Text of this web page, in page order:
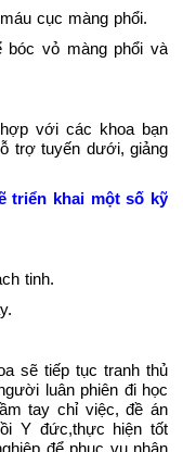
cục màng phổi.
vỏ màng phổi và
với các khoa bạn
trợ tuyến dưới, giảng
triển khai một số kỹ
tinh.
sẽ tiếp tục tranh thủ
luân phiên đi học
tay chỉ việc, đề án
Y đức,thực hiện tốt